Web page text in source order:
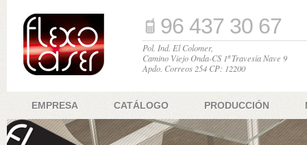
96 437 30 67
Pol. Ind. El Colomer,
Camino Viejo Onda-CS 1ª Travesía Nave 9
Apdo. Correos 254 CP: 12200
EMPRESA CATÁLOGO PRODUCCIÓN